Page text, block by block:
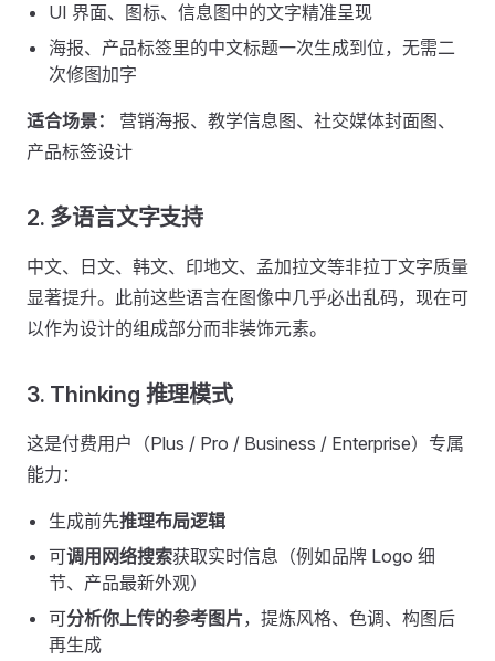
UI 界面、图标、信息图中的文字精准呈现
海报、产品标签里的中文标题一次生成到位，无需二
次修图加字
适合场景：
营销海报、教学信息图、社交媒体封面图、
产品标签设计
2. 多语言文字支持
中文、日文、韩文、印地文、孟加拉文等非拉丁文字质量
显著提升。此前这些语言在图像中几乎必出乱码，现在可
以作为设计的组成部分而非装饰元素。
3. Thinking 推理模式
这是付费用户（Plus / Pro / Business / Enterprise）专属
能力：
生成前先推理布局逻辑
可调用网络搜索获取实时信息（例如品牌 Logo 细
节、产品最新外观）
可分析你上传的参考图片，提炼风格、色调、构图后
再生成